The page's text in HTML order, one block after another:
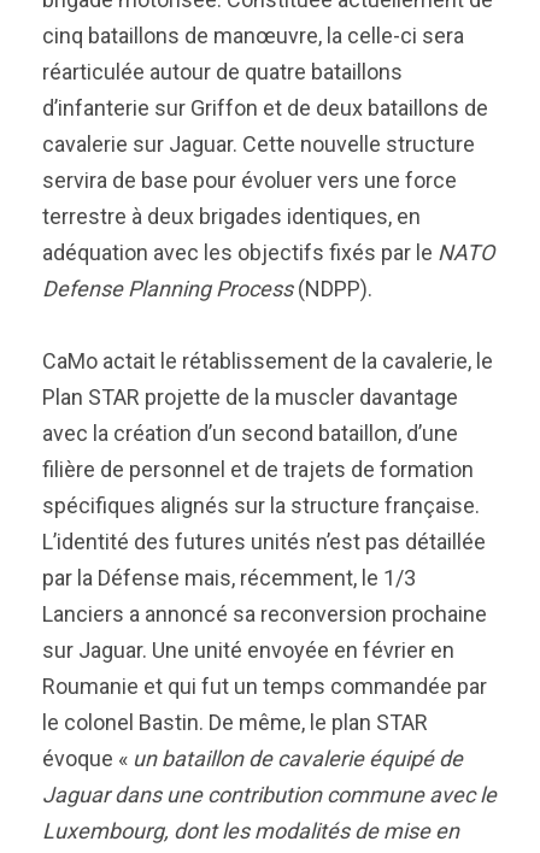
cinq bataillons de manœuvre, la celle-ci sera
réarticulée autour de quatre bataillons
d’infanterie sur Griffon et de deux bataillons de
cavalerie sur Jaguar. Cette nouvelle structure
servira de base pour évoluer vers une force
terrestre à deux brigades identiques, en
adéquation avec les objectifs fixés par le NATO
Defense Planning Process(NDPP).
CaMo actait le rétablissement de la cavalerie, le
Plan STAR projette de la muscler davantage
avec la création d’un second bataillon, d’une
filière de personnel et de trajets de formation
spécifiques alignés sur la structure française.
L’identité des futures unités n’est pas détaillée
par la Défense mais, récemment, le 1/3
Lanciers a annoncé sa reconversion prochaine
sur Jaguar. Une unité envoyée en février en
Roumanie et qui fut un temps commandée par
le colonel Bastin. De même, le plan STAR
évoque « un bataillon de cavalerie équipé de
Jaguar dans une contribution commune avec le
Luxembourg, dont les modalités de mise en